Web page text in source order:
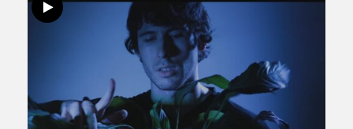
duten interes legitimoa eta horren aurka nola egin
dezakezun ikusteko.
Lortu zure datu pertsonalak prozesatzeko moduari
buruzko informazio gehiago eta ezarri zure lehentasunak
datuen atalean. Edozein unetan alda edo ken dezakezu
zure baimena Cookieen adierazpenean.